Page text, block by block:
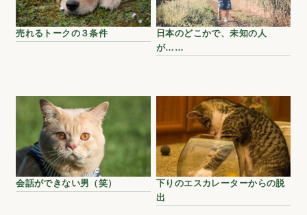
売れるトークの３条件
日本のどこかで、未知の人
が……
会話ができない男（笑）
下りのエスカレーターからの脱
出